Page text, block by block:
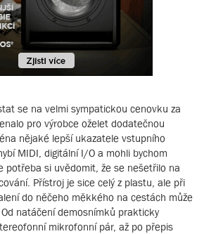
se na velmi sympatickou cenovku za
pro výrobce oželet dodatečnou
nějaké lepší ukazatele vstupního
MIDI, digitální I/O a mohli bychom
potřeba si uvědomit, že se nešetřilo na
Přístroj je sice celý z plastu, ale při
do něčeho měkkého na cestách může
natáčení demosnímků prakticky
mikrofonní pár, až po přepis